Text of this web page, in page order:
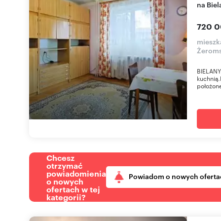
na
720
Chcesz
otrzymać
powiadomienia
o nowych
ofertach w tej
kategorii?
Powiadom o nowych